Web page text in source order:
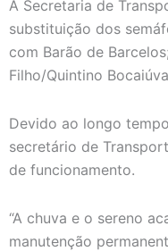
A Secretaria de
substituição dos
com Barão de
Filho/Quintino
Devido ao longo
secretário de
de funcionamento.
“A chuva e o sereno
manutenção